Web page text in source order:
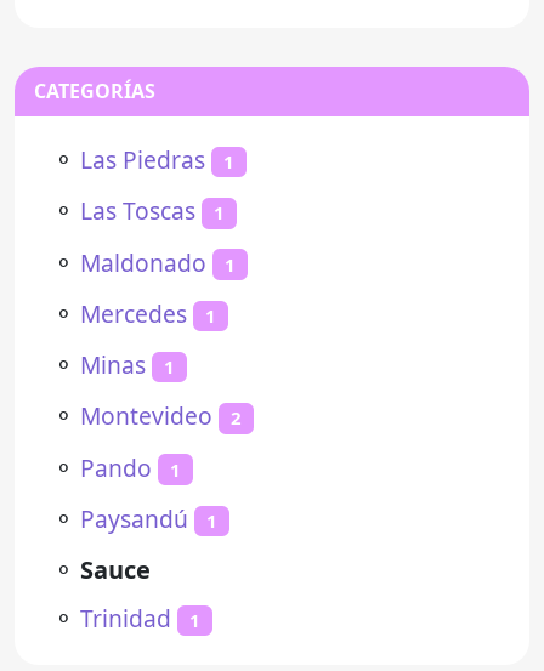
CATEGORÍAS
⚬ Las Piedras 1
⚬ Las Toscas 1
⚬ Maldonado 1
⚬ Mercedes 1
⚬ Minas 1
⚬ Montevideo 2
⚬ Pando 1
⚬ Paysandú 1
⚬ Sauce
⚬ Trinidad 1